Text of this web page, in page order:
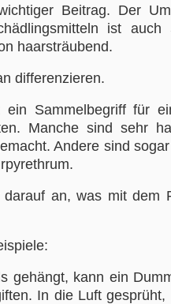
Beitrag. Der
ist auch
haarsträubend.
differenzieren.
ein Sammelbegriff für
Manche sind sehr
Andere sind
an, was mit dem
gehängt, kann ein
In die Luft gesprüht,